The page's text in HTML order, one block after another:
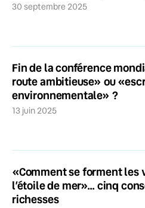
30 septembre 2025
Fin de la conférence
route ambitieuse» ou
environnementale» ?
13 juin 2025
«Comment se forment les
l’étoile de mer»… cinq
richesses